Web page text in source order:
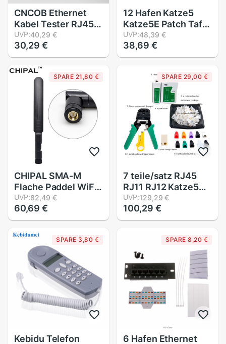
CNCOB Ethernet
Kabel Tester RJ45
RJ11 RJ12 Katze5E
Katze6 LAN Kabel
Tester Netzwerk
Prüfung Werkzeuge
überprüfen für
UTP/STP netzwerk
kabel
UVP:40,29 €
30,29 €
12 Hafen Katze5
Katze5E Patch Tafel
RJ45 Vernetzung
Zauberstab
Montieren Gestell
UVP:48,39 €
38,69 €
SPARE 21,80 €
CHIPAL SMA-M
Flache Paddel WiFi
Antenne 155mm
5dBi 700-2700Mhz
2,4G 5,8G 3G 4G
LTE GSM Mit SMA
Stecker für Modem
Router
UVP:82,49 €
60,69 €
SPARE 29,00 €
7 teile/satz RJ45
RJ11 RJ12 Katze5
Katze5e Tragbare
LAN Netzwerk
Reparatur
Utp netzwerk kabel
Tester Zange
Crimpen werkzeug
stecker Terow
UVP:129,29 €
100,29 €
SPARE 3,80 €
Kebidu Telefon
SPARE 8,20 €
6 Hafen Ethernet